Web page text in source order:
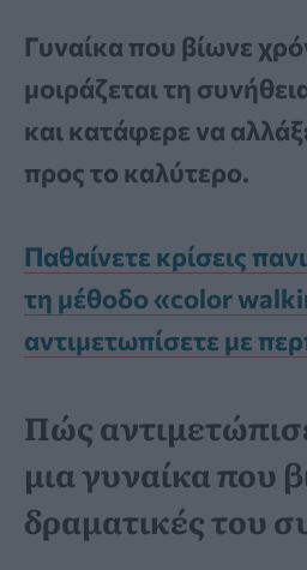
Γυναίκα που βίωνε
μοιράζεται τη
και κατάφερε να
προς το καλύτερο.
Παθαίνετε κρίσεις
τη μέθοδο «color
αντιμετωπίσετε με
Πώς
μια γυναίκα που
δραματικές του